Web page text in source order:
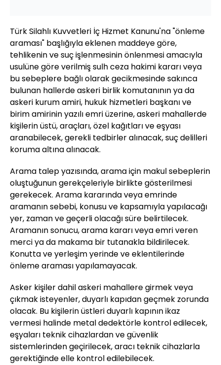
Türk Silahlı Kuvvetleri İç Hizmet Kanunu'na "önleme
araması" başlığıyla eklenen maddeye göre,
tehlikenin ve suç işlenmesinin önlenmesi amacıyla
usulüne göre verilmiş sulh ceza hakimi kararı veya
bu sebeplere bağlı olarak gecikmesinde sakınca
bulunan hallerde askeri birlik komutanının ya da
askeri kurum amiri, hukuk hizmetleri başkanı ve
birim amirinin yazılı emri üzerine, askeri mahallerde
kişilerin üstü, araçları, özel kağıtları ve eşyası
aranabilecek, gerekli tedbirler alınacak, suç delilleri
koruma altına alınacak.
Arama talep yazısında, arama için makul sebeplerin
oluştuğunun gerekçeleriyle birlikte gösterilmesi
gerekecek. Arama kararında veya emrinde
aramanın sebebi, konusu ve kapsamıyla yapılacağı
yer, zaman ve geçerli olacağı süre belirtilecek.
Aramanın sonucu, arama kararı veya emri veren
merci ya da makama bir tutanakla bildirilecek.
Konutta ve yerleşim yerinde ve eklentilerinde
önleme araması yapılamayacak.
Asker kişiler dahil askeri mahallere girmek veya
çıkmak isteyenler, duyarlı kapıdan geçmek zorunda
olacak. Bu kişilerin üstleri duyarlı kapının ikaz
vermesi halinde metal dedektörle kontrol edilecek,
eşyaları teknik cihazlardan ve güvenlik
sistemlerinden geçirilecek, aracı teknik cihazlarla
gerektiğinde elle kontrol edilebilecek.